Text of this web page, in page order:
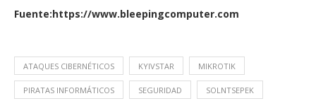
Fuente:https://www.bleepingcomputer.com
ATAQUES CIBERNÉTICOS KYIVSTAR MIKROTIK
PIRATAS INFORMÁTICOS SEGURIDAD SOLNTSEPEK